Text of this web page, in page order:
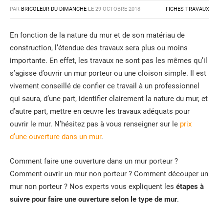
PAR BRICOLEUR DU DIMANCHE LE 29 OCTOBRE 2018 FICHES TRAVAUX
En fonction de la nature du mur et de son matériau de
construction, l’étendue des travaux sera plus ou moins
importante. En effet, les travaux ne sont pas les mêmes qu’il
s’agisse d’ouvrir un mur porteur ou une cloison simple. Il est
vivement conseillé de confier ce travail à un professionnel
qui saura, d’une part, identifier clairement la nature du mur, et
d’autre part, mettre en œuvre les travaux adéquats pour
ouvrir le mur. N’hésitez pas à vous renseigner sur le prix
d’une ouverture dans un mur.
Comment faire une ouverture dans un mur porteur ?
Comment ouvrir un mur non porteur ? Comment découper un
mur non porteur ? Nos experts vous expliquent les étapes à
suivre pour faire une ouverture selon le type de mur.